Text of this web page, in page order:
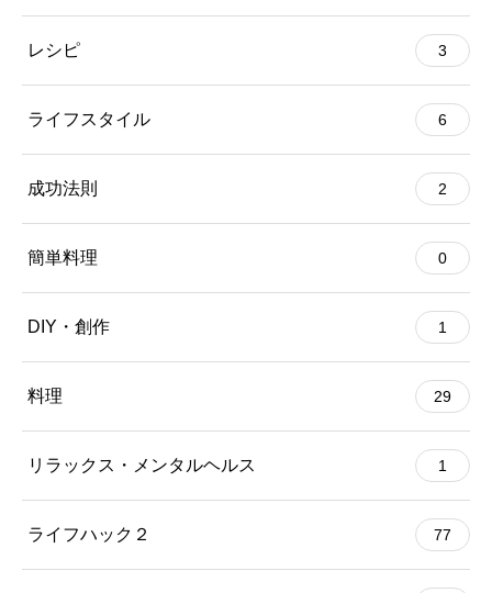
レシピ 3
ライフスタイル 6
成功法則 2
簡単料理 0
DIY・創作 1
料理 29
リラックス・メンタルヘルス 1
ライフハック２ 77